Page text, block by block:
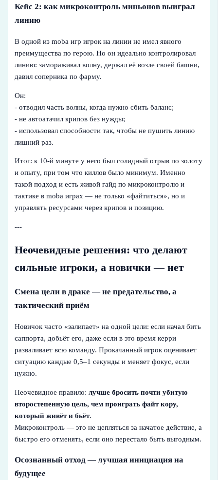
Кейс 2: как микроконтроль миньонов выиграл
линию
В одной из moba игр игрок на линии не имел явного
преимущества по герою. Но он идеально контролировал
линию: замораживал волну, держал её возле своей башни,
давил соперника по фарму.
Он:
- отводил часть волны, когда нужно сбить баланс;
- не автоатачил крипов без нужды;
- использовал способности так, чтобы не пушить линию
лишний раз.
Итог: к 10-й минуте у него был солидный отрыв по золоту
и опыту, при том что киллов было минимум. Именно
такой подход и есть живой гайд по микроконтролю и
тактике в moba играх — не только «файтиться», но и
управлять ресурсами через крипов и позицию.
---
Неочевидные решения: что делают
сильные игроки, а новички — нет
Смена цели в драке — не предательство, а
тактический приём
Новичок часто «залипает» на одной цели: если начал бить
саппорта, добьёт его, даже если в это время керри
разваливает всю команду. Прокачанный игрок оценивает
ситуацию каждые 0,5–1 секунды и меняет фокус, если
нужно.
Неочевидное правило:лучше бросить почти убитую
второстепенную цель, чем проиграть файт кору,
который живёт и бьёт.
Микроконтроль — это не цепляться за начатое действие, а
быстро его отменять, если оно перестало быть выгодным.
Осознанный отход — лучшая инициация на
будущее